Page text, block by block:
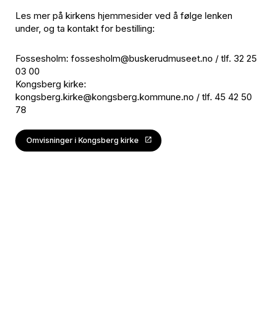
Les mer på kirkens hjemmesider ved å følge lenken
under, og ta kontakt for bestilling:
Fossesholm: fossesholm@buskerudmuseet.no / tlf. 32 25
03 00
Kongsberg kirke:
kongsberg.kirke@kongsberg.kommune.no / tlf. 45 42 50
78
Omvisninger i Kongsberg kirke